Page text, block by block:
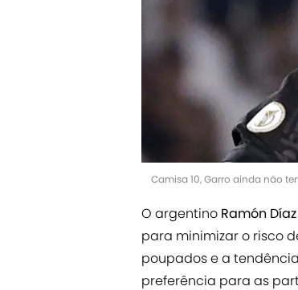
Camisa 10, Garro ainda não
O argentino Ramón Díaz
para minimizar o risco
poupados e a
preferência para as